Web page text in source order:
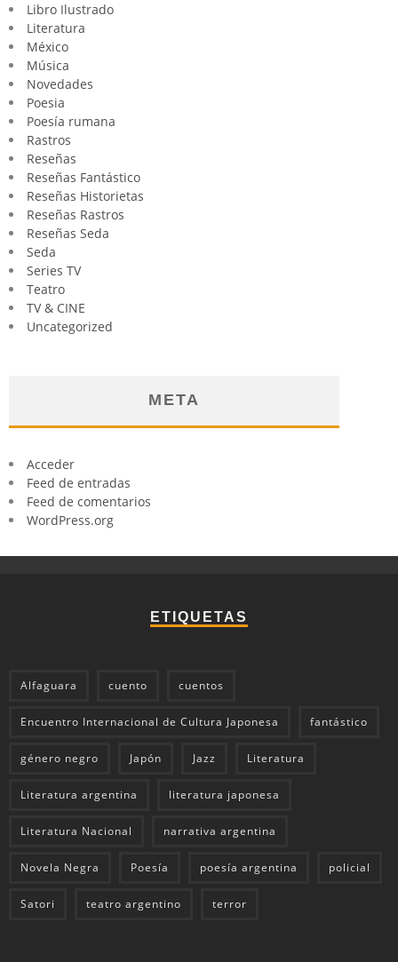
Libro Ilustrado
Literatura
México
Música
Novedades
Poesia
Poesía rumana
Rastros
Reseñas
Reseñas Fantástico
Reseñas Historietas
Reseñas Rastros
Reseñas Seda
Seda
Series TV
Teatro
TV & CINE
Uncategorized
META
Acceder
Feed de entradas
Feed de comentarios
WordPress.org
ETIQUETAS
Alfaguara cuento cuentos
Encuentro Internacional de Cultura Japonesa fantástico
género negro Japón Jazz Literatura
Literatura argentina literatura japonesa
Literatura Nacional narrativa argentina
Novela Negra Poesía poesía argentina policial
Satori teatro argentino terror